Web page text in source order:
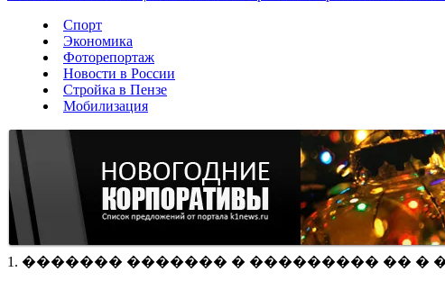
Спорт
Экономика
Фоторепортаж
Новости в России
Стройка в Пензе
Мобилизация
1. ������� ������� � ��������� �� �